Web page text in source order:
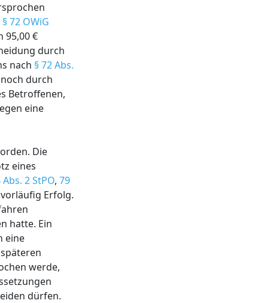
§ 72 OWiG
95,00 €
durch
nach § 72 Abs.
durch
Betroffenen,
eine
Die
eines
Abs. 2 StPO, 79
Erfolg.
hatte. Ein
eine
werde,
dürfen.